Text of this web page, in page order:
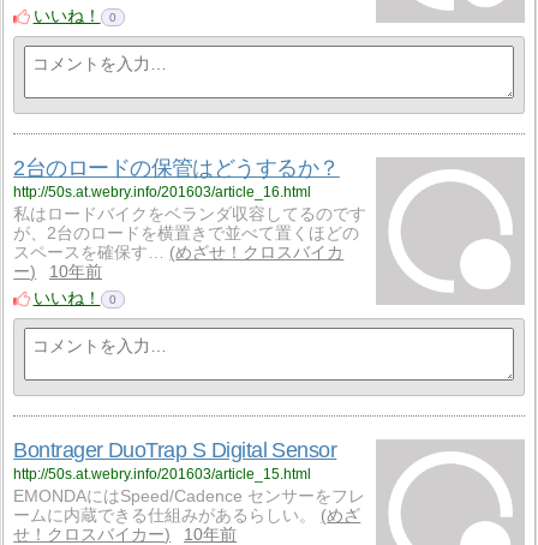
いいね！
0
2台のロードの保管はどうするか？
http://50s.at.webry.info/201603/article_16.html
私はロードバイクをベランダ収容してるのです
が、2台のロードを横置きで並べて置くほどの
スペースを確保す…
めざせ！クロスバイカ
ー
10年前
いいね！
0
Bontrager DuoTrap S Digital Sensor
http://50s.at.webry.info/201603/article_15.html
EMONDAにはSpeed/Cadence センサーをフレ
ームに内蔵できる仕組みがあるらしい。
めざ
せ！クロスバイカー
10年前